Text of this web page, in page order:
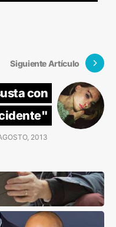
Siguiente Artículo
con
2013